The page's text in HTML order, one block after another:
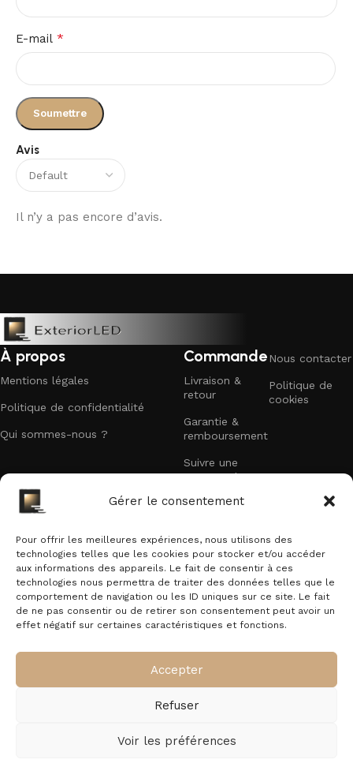
Gérer le consentement
Pour offrir les meilleures expériences, nous utilisons des
technologies telles que les cookies pour stocker et/ou accéder
aux informations des appareils. Le fait de consentir à ces
technologies nous permettra de traiter des données telles que le
comportement de navigation ou les ID uniques sur ce site. Le fait
de ne pas consentir ou de retirer son consentement peut avoir un
effet négatif sur certaines caractéristiques et fonctions.
Accepter
Refuser
Voir les préférences
Avis
Il n’y a pas encore d’avis.
E-mail *
À propos
Mentions légales
Politique de confidentialité
Qui sommes-nous ?
Commande
Livraison &
retour
Garantie &
remboursement
Suivre une
commande
Nous contacter
Politique de
cookies
Recevez nos offres exclusives
promotions et offres exclusives dans votre boîte
mail.
E-mail